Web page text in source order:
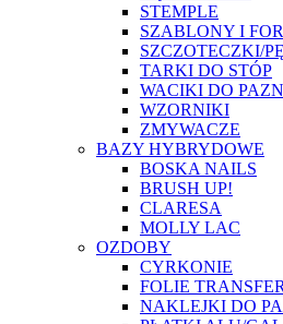
STEMPLE
SZABLONY I
SZCZOTECZKI/
TARKI DO STÓP
WACIKI DO
WZORNIKI
ZMYWACZE
BAZY HYBRYDOWE
BOSKA NAILS
BRUSH UP!
CLARESA
MOLLY LAC
OZDOBY
CYRKONIE
FOLIE
NAKLEJKI DO